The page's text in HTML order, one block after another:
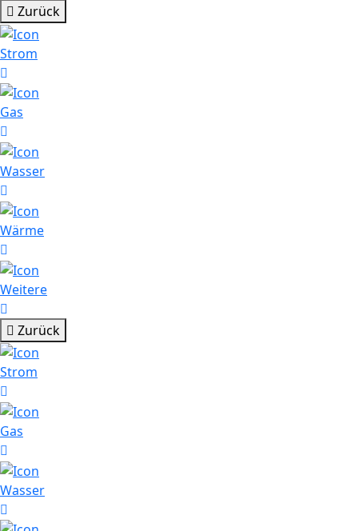
Zurück
Strom
Gas
Wasser
Wärme
Weitere
Zurück
Strom
Gas
Wasser